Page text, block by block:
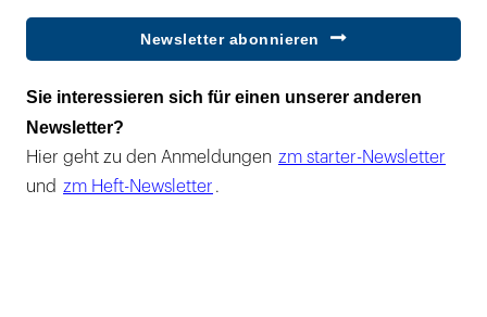
Newsletter abonnieren
Sie interessieren sich für einen unserer anderen
Newsletter?
Hier geht zu den Anmeldungen zm starter-Newsletter
und zm Heft-Newsletter .